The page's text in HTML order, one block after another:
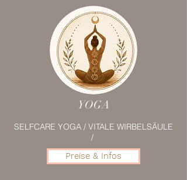
YOGA
SELFCARE YOGA / VITALE WIRBELSÄULE
/
Preise & Infos